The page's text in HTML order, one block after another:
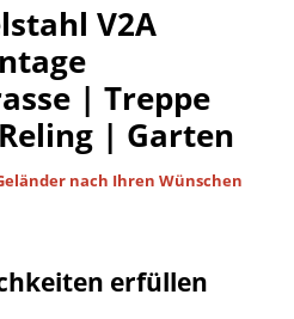
V2A
| Treppe
| Garten
nach Ihren Wünschen
erfüllen